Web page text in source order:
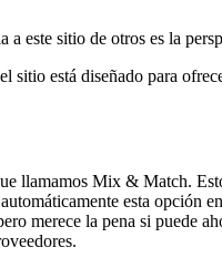
este sitio de otros es la
está diseñado para
llamamos Mix & Match.
esta opción
merece la pena si